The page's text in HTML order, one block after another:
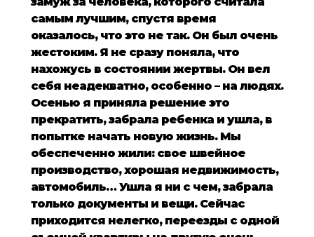
самым лучшим, спустя время
оказалось, что это не так. Он был очень
жестоким. Я не сразу поняла, что
нахожусь в состоянии жертвы. Он вел
себя неадекватно, особенно – на людях.
Осенью я приняла решение это
прекратить, забрала ребенка и ушла, в
попытке начать новую жизнь. Мы
обеспеченно жили: свое швейное
производство, хорошая недвижимость,
автомобиль… Ушла я ни с чем, забрала
только документы и вещи. Сейчас
приходится нелегко, переезды с одной